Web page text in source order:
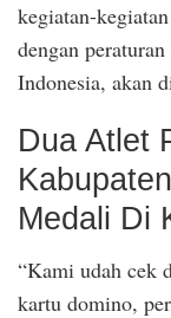
kegiatan-
dengan
Indonesia, akan
Dua Atlet
Medali Di
“Kami udah cek
kartu domino,